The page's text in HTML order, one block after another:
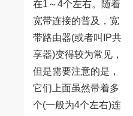
在1～4个左右。随着
宽带连接的普及，宽
带路由器(或者叫IP共
享器)变得较为常见，
但是需要注意的是，
它们上面虽然带着多
个(一般为4个左右)连